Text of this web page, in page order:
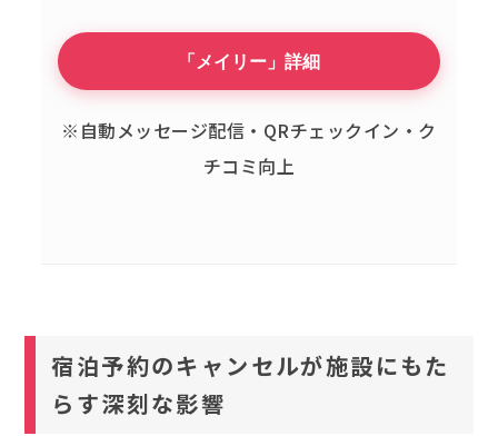
「メイリー」詳細
※自動メッセージ配信・QRチェックイン・ク
チコミ向上
宿泊予約のキャンセルが施設にもた
らす深刻な影響